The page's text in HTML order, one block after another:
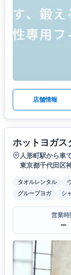
店舗情報
ホットヨガス
人形町駅から車
東京都千代田区
タオルレンタル
グループヨガ
シ
営業時
ー